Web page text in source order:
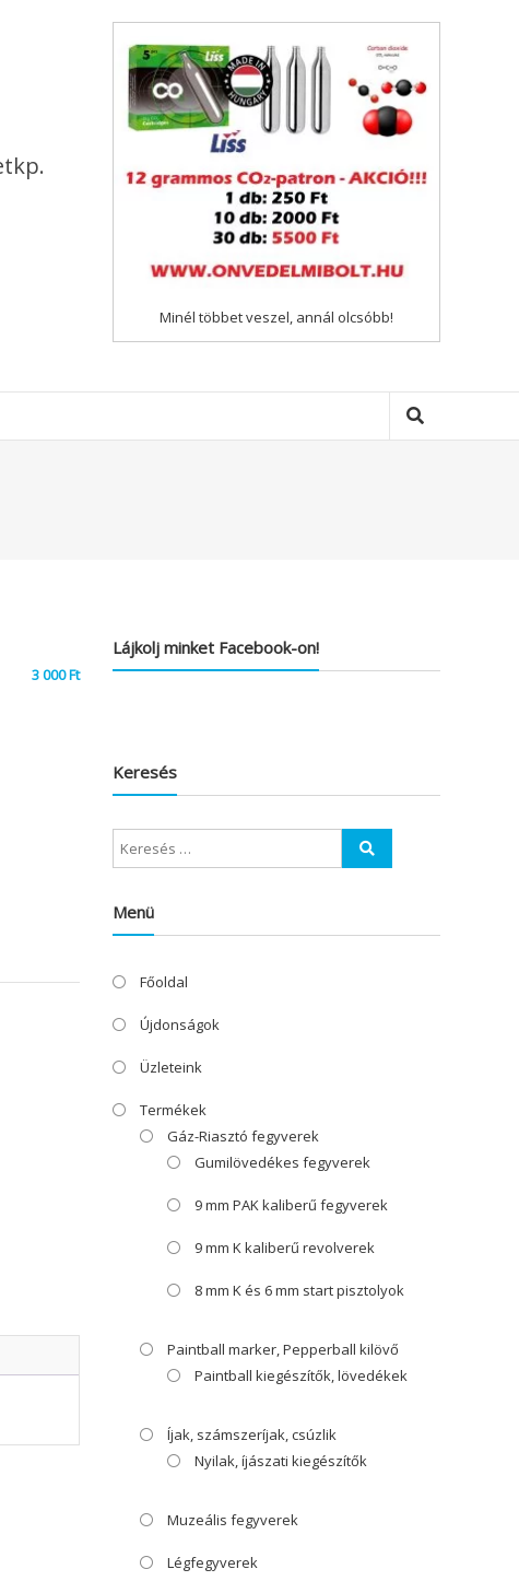
Minél többet veszel, annál olcsóbb!
3 000Ft
Lájkolj minket Facebook-on!
Keresés
Menü
Főoldal
Újdonságok
Üzleteink
Termékek
Gáz-Riasztó fegyverek
Gumilövedékes fegyverek
9 mm PAK kaliberű fegyverek
9 mm K kaliberű revolverek
8 mm K és 6 mm start pisztolyok
Paintball marker, Pepperball kilövő
Paintball kiegészítők, lövedékek
Íjak, számszeríjak, csúzlik
Nyilak, íjászati kiegészítők
Muzeális fegyverek
Légfegyverek